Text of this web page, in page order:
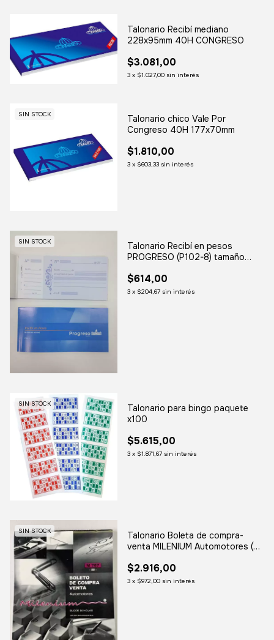
Talonario Recibí mediano
228x95mm 40H CONGRESO
$3.081,00
3 x $1.027,00 sin interés
SIN STOCK
Talonario chico Vale Por
Congreso 40H 177x70mm
$1.810,00
3 x $603,33 sin interés
SIN STOCK
Talonario Recibí en pesos
PROGRESO (P102-8) tamaño
$614,00
3 x $204,67 sin interés
SIN STOCK
Talonario para bingo paquete
x100
$5.615,00
3 x $1.871,67 sin interés
SIN STOCK
Talonario Boleta de compra-
venta MILENIUM Automotores (M
$2.916,00
3 x $972,00 sin interés